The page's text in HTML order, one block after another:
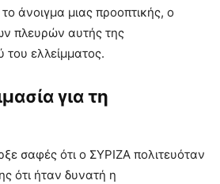
άνοιγμα μιας προοπτικής, ο
πλευρών αυτής της
του ελλείμματος.
για τη
σαφές ότι ο ΣΥΡΙΖΑ πολιτευόταν
ότι ήταν δυνατή η